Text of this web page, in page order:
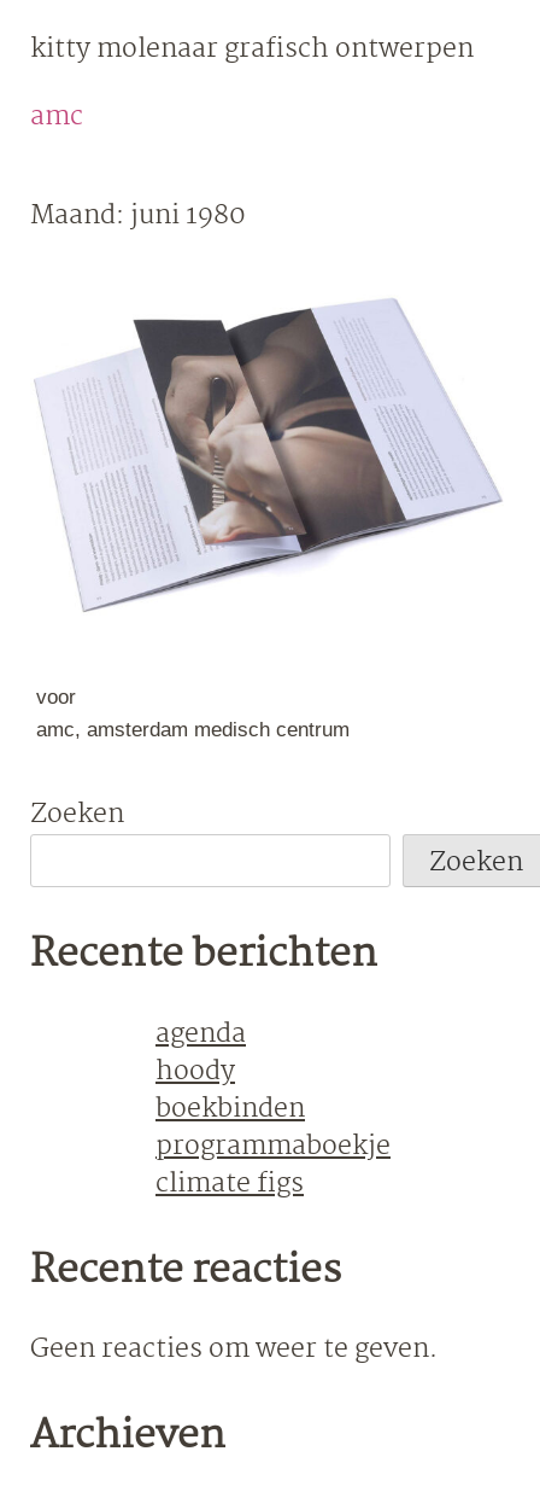
to
kitty molenaargrafisch ontwerpen
amc
Maand:juni 1980
voor
amc, amsterdam medisch centrum
Zoeken
Zoeken
Recente berichten
agenda
hoody
boekbinden
programmaboekje
climate figs
Recente reacties
Geen reacties om weer te geven.
Archieven